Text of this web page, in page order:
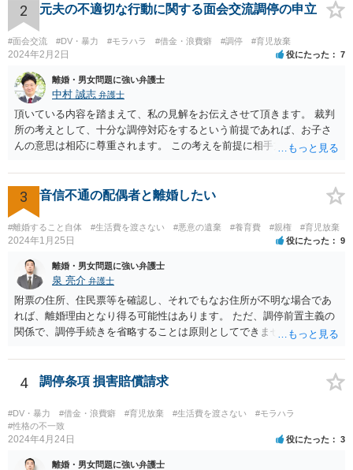
を勧めます。
2 元夫の不適切な行動に関する面会交流調停の申立
#面会交流 #DV・暴力 #モラハラ #借金・浪費癖 #調停 #育児放棄
2024年2月2日 役にたった 7
離婚・男女問題に強い弁護士
中村 誠志 弁護士
頂いている内容を踏まえて、私の見解をお伝えさせて頂きます。 裁判
所の考えとして、十分な調停対応をするという前提であれば、お子さ
んの意思は相応に尊重されます。 この考えを前提に相手方と対応され
ら、今後方法も含めて裁判所で話し合いたいと相手方に伝え、面会交
流調停を行われることをお勧めします。 他方、弁護士を就けることも
考えられるなら(ご心労を考えるとその方が良いかもしれません)、早め
にご相談を行かれる方が良いかもしれません(法テラスを利用されると
費用は相当抑えられるかと思います)。 損害賠償、間接強制について
容によりますので(従前の調停段階で具体的な面会の方法まで特定され
ていれば間接強制が認められる可能性も高いです)、早めにご相談され
ることをお勧めします。 ご自身にとって納得できる方向で進められる
ことをお祈りしております。
3 音信不通の配偶者と離婚したい
#離婚すること自体 #生活費を渡さない #悪意の遺棄 #養育費 #親権 #育児放棄
2024年1月25日 役にたった 9
離婚・男女問題に強い弁護士
泉 亮介 弁護士
附票の住所、住民票等を確認し、それでもなお住所が不明な場合であ
れば、離婚理由となり得る可能性はあります。 ただ、調停前置主義の
関係で、調停手続きを省略することは原則としてできません。また、
を考える必要があるでしょう。 ご自身で対応が難しければ弁護士を立
てた方が良いかと思われます。 調停においては、相手と直接会うとい
形となります。
4 調停条項 損害賠償請求
#DV・暴力 #借金・浪費癖 #育児放棄 #生活費を渡さない
#モラハラ
#性格の不一致
2024年4月24日 役にたった 3
離婚・男女問題に強い弁護士